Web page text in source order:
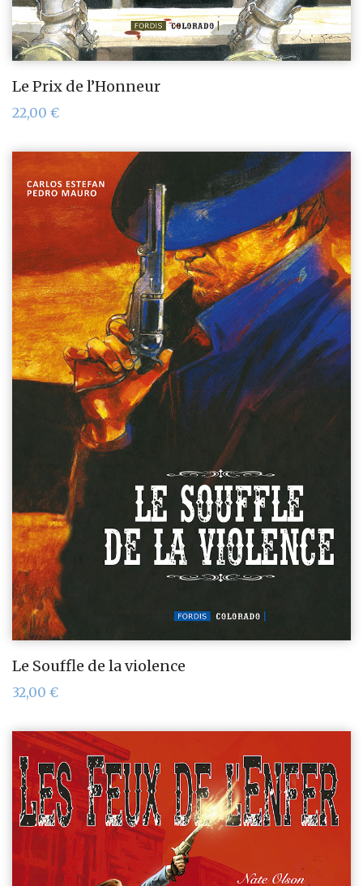
Le Prix de l’Honneur
22,00 €
Le Souffle de la violence
32,00 €